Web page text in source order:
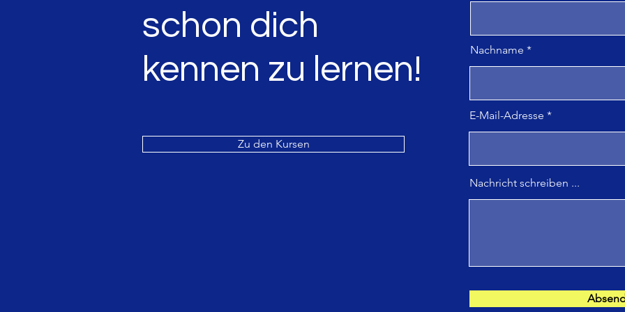
schon dich
kennen zu lernen!
Zu den Kursen
Nachname
E-Mail-Adresse
Nachricht schreiben ...